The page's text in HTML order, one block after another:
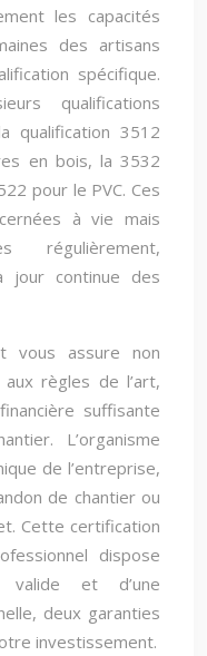
les capacités
des artisans
spécifique.
qualifications
qualification 3512
en bois, la 3532
pour le PVC. Ces
à vie mais
régulièrement,
jour continue des
vous assure non
règles de l’art,
suffisante
L’organisme
de l’entreprise,
de chantier ou
Cette certification
dispose
valide et d’une
deux garanties
investissement.